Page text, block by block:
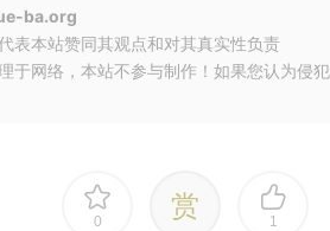
ba.org
表本站赞同其观点和对其真实性负责
于网络，本站不参与制作！如果您认为侵
0 赏 1